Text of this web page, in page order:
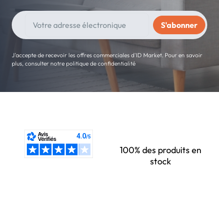
J'accepte de recevoir les offres commerciales d'ID Market. Pour en savoir
plus, consulter notre politique de confidentialité
100% des produits en
stock